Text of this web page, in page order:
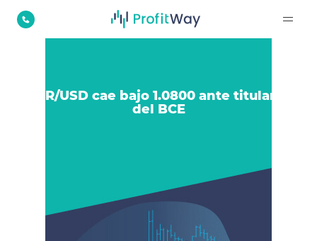
EUR/USD cae bajo 1.0800 ante titulares
del BCE